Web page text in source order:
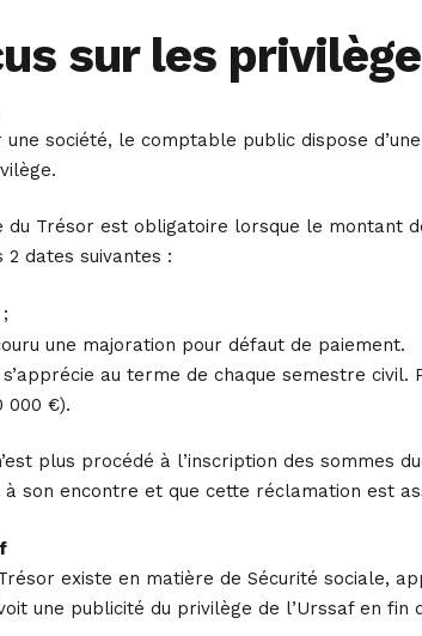
sur les
une société, le comptable public dispose
Trésor est obligatoire lorsque le montant
2 dates suivantes :
une majoration pour défaut de paiement.
au terme de chaque semestre
000 €).
plus procédé à l’inscription des
son encontre et que cette réclamation est
existe en matière de Sécurité sociale,
une publicité du privilège de l’Urssaf en fin